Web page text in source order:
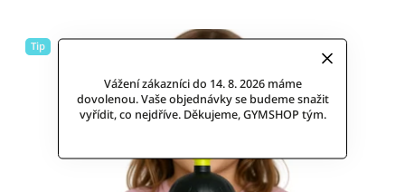
Vážení zákazníci do 14. 8. 2026 máme
dovolenou. Vaše objednávky se budeme snažit
vyřídit, co nejdříve. Děkujeme, GYMSHOP tým.
Tip